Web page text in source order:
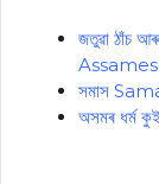
জতুৱা ঠাঁচ
সমাস
অসমৰ ধৰ্ম